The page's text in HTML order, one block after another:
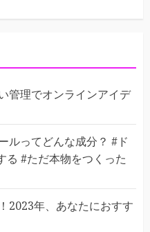
管理でオンラインアイデ
ルってどんな成分？ #ド
る #ただ本物をつくった
2023年、あなたにおすす